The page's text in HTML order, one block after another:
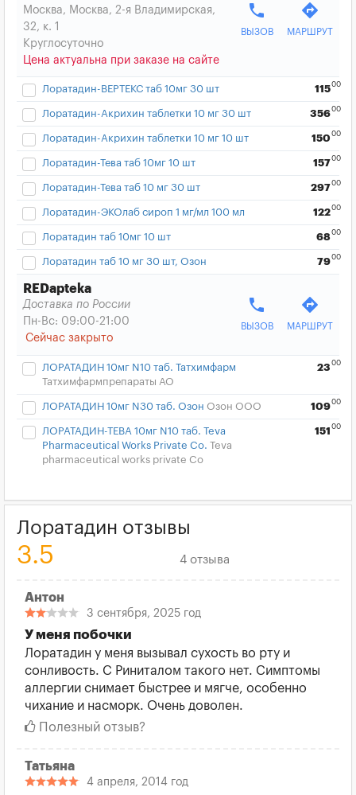
Москва, Москва, 2-я Владимирская,
32, к. 1
Круглосуточно
Цена актуальна при заказе на сайте
phone
ВЫЗОВ
directions
МАРШРУТ
Лоратадин-ВЕРТЕКС таб 10мг 30 шт 11500
Лоратадин-Акрихин таблетки 10 мг 30 шт 35600
Лоратадин-Акрихин таблетки 10 мг 10 шт 150 00
Лоратадин-Тева таб 10мг 10 шт 15700
Лоратадин-Тева таб 10 мг 30 шт 29700
Лоратадин-ЭКОлаб сироп 1 мг/мл 100 мл 12200
Лоратадин таб 10мг 10 шт 6800
Лоратадин таб 10 мг 30 шт, Озон 7900
REDapteka
Доставка по России
Пн-Вс: 09:00-21:00
Сейчас закрыто
phone
ВЫЗОВ
directions
МАРШРУТ
ЛОРАТАДИН 10мг N10 таб. Татхимфарм
Татхимфармпрепараты АО
23 00
ЛОРАТАДИН 10мг N30 таб. Озон Озон ООО 10900
ЛОРАТАДИН-ТЕВА 10мг N10 таб. Teva
Pharmaceutical Works Private Co. Teva
pharmaceutical works private Co
151 00
Лоратадин отзывы
3.5 4 отзыва
Антон
3 сентября, 2025 год
У меня побочки
Лоратадин у меня вызывал сухость во рту и
сонливость. С Риниталом такого нет. Симптомы
аллергии снимает быстрее и мягче, особенно
чихание и насморк. Очень доволен.
Полезный отзыв?
Татьяна
4 апреля, 2014 год